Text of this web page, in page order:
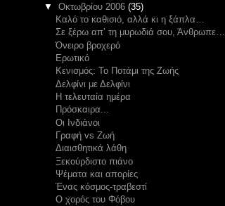
▼ Οκτωβρίου 2006 (35)
Καλό το καθισιό, αλλά κι η ξάπλα…
Σε ξέρω απ’ τη μυρωδιά σου, Άνθρωπε…
Όνειρο βροχερό
Ερωτικό
Κενισμός: Το Ποτάμι της Ζωής
Δελφίνι με Δελφίνι
Η τελευταία ημέρα
Πρόσκαιρα...
Οι Ινδιάνοι
Γραφή vs Ζωή
Διαισθητικά λάθη
Ξεκούρδιστο πιάνο
Ψέματα και απορίες
Ένας κόσμος-τραβεστί
Ο χορός του Φόβου